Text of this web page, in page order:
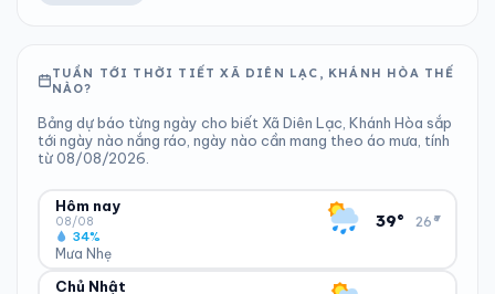
TUẦN TỚI THỜI TIẾT XÃ DIÊN LẠC, KHÁNH HÒA THẾ
NÀO?
Bảng dự báo từng ngày cho biết Xã Diên Lạc, Khánh Hòa sắp
tới ngày nào nắng ráo, ngày nào cần mang theo áo mưa, tính
từ 08/08/2026.
Hôm nay
08/08
Mưa Nhẹ
34%
39° 26°
▾
ĐỘ ẨM
Chủ Nhật